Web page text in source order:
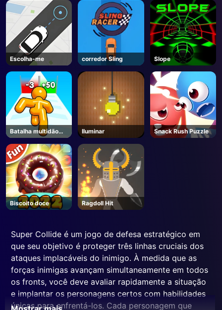
Escolha-me corredor Sling Slope
Batalha multidão
Stickmen
Iluminar Snack Rush Puzzle
Biscoito doce Ragdoll Hit
Super Collide é um jogo de defesa estratégico em
que seu objetivo é proteger três linhas cruciais dos
ataques implacáveis do inimigo. À medida que as
forças inimigas avançam simultaneamente em todos
os fronts, você deve avaliar rapidamente a situação
e implantar os personagens certos com habilidades
únicas para enfrentá-los. Cada personagem que